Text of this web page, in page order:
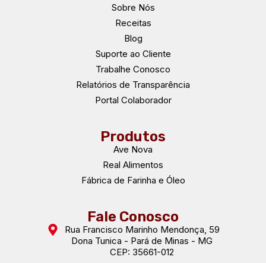
Sobre Nós
Receitas
Blog
Suporte ao Cliente
Trabalhe Conosco
Relatórios de Transparência
Portal Colaborador
Produtos
Ave Nova
Real Alimentos
Fábrica de Farinha e Óleo
Fale Conosco
Rua Francisco Marinho Mendonça, 59
Dona Tunica - Pará de Minas - MG
CEP: 35661-012